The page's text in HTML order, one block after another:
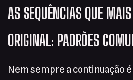
AS SEQUÊNCIAS QUE
ORIGINAL: PADRÕES
Nem sempre a continuação